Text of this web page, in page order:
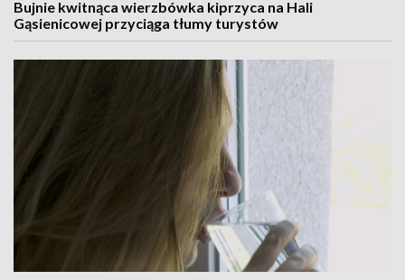
Bujnie kwitnąca wierzbówka kiprzyca na Hali
Gąsienicowej przyciąga tłumy turystów